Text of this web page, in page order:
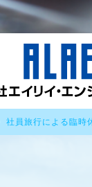
社員旅行による臨時